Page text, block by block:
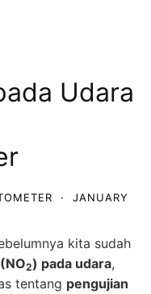
Udara
·
JANUARY
kita sudah
2) pada udara,
tentang pengujian